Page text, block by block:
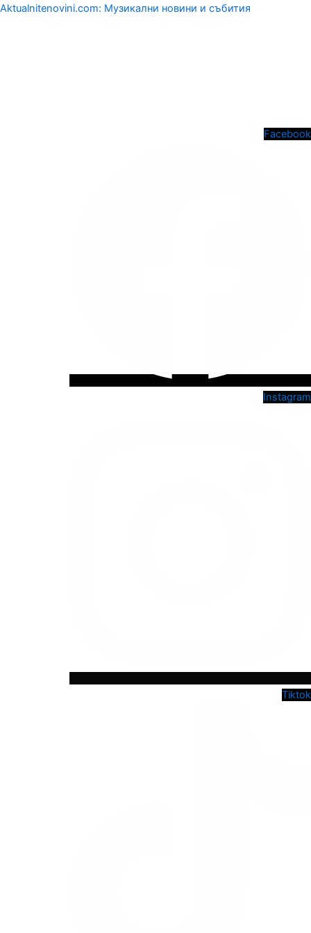
Aktualnitenovini.com: Музикални новини и събития
Facebook
Instagram
Tiktok
Menu